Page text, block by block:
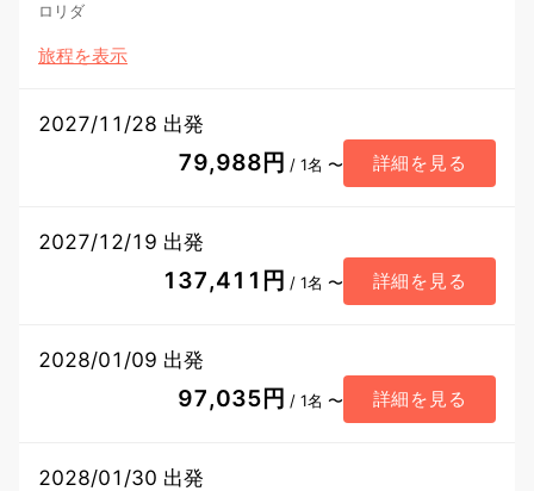
ロリダ
旅程を表示
2027/11/28 出発
79,988円 / 1名 〜 詳細を見る
2027/12/19 出発
137,411円 / 1名 〜 詳細を見る
2028/01/09 出発
97,035円 / 1名 〜 詳細を見る
2028/01/30 出発